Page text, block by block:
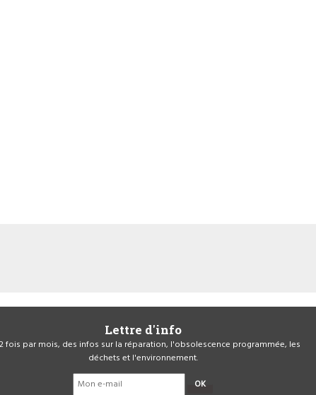
Lettre d'info
fois par mois, des infos sur la réparation, l'obsolescence programmée, les
déchets et l'environnement.
OK